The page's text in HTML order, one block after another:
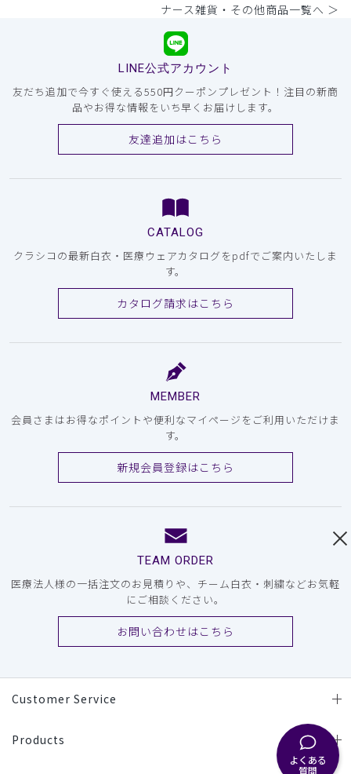
よくある
質問
ナース雑貨・その他商品一覧へ ＞
LINE公式アカウント
友だち追加で今すぐ使える550円クーポンプレゼント！注目の新商
品やお得な情報をいち早くお届けします。
友達追加はこちら
CATALOG
クラシコの最新白衣・医療ウェアカタログをpdfでご案内いたしま
す。
カタログ請求はこちら
MEMBER
会員さまはお得なポイントや便利なマイページをご利用いただけま
す。
新規会員登録はこちら
TEAM ORDER
医療法人様の一括注文のお見積りや、チーム白衣・刺繍などお気軽
にご相談ください。
お問い合わせはこちら
Customer Service
Products